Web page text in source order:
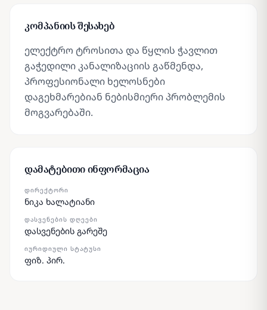
კომპანიის შესახებ
ელექტრო ტროსითა და წყლის ჭავლით
გაჭედილი კანალიზაციის გაწმენდა,
პროფესიონალი ხელოსნები
დაგეხმარებიან ნებისმიერი პრობლემის
მოგვარებაში.
დამატებითი ინფორმაცია
ᲓᲘᲠᲔᲥᲢᲝᲠᲘ
ნიკა ხალატიანი
ᲓᲐᲡᲕᲔᲜᲔᲑᲘᲡ ᲓᲦᲔᲔᲑᲘ
დასვენების გარეშე
ᲘᲣᲠᲘᲓᲘᲣᲚᲘ ᲡᲢᲐᲢᲣᲡᲘ
ფიზ. პირ.